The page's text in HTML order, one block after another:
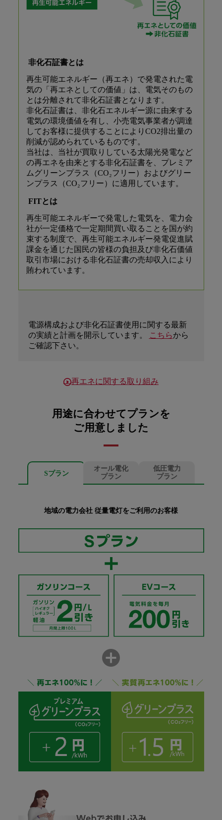
非化石証書とは
再生可能エネルギー（再エネ）で発電された電
気の「再エネとしての価値」は、電気そのもの
とは分離されて非化石証書となります。
非化石証書は、非化石エネルギー源に由来する
電気の環境価値を有し、小売電気事業者が調達
してお客様に提供することによりCO2排出量の
削減が認められているものです。
当社は、当社が買取りしている太陽光発電など
の再エネを由来とする非化石証書を、プレミア
ムグリーンプラス（CO₂フリー）およびグリー
ンプラス（CO₂フリー）に適用しています。
FITとは
再生可能エネルギーで発電した電気を、電力会
社が一定価格で一定期間買い取ることを国が約
束する制度で、再生可能エネルギー発電促進賦
課金を通じた国民の皆様の負担及び非化石価値
取引市場における非化石証書の売却収入により
賄われています。
※非化石証書の調達実績につ
いて
電源構成および非化石証書使用に関する最新
の実績と計画を開示しています。
こちらから
ご確認下さい。
再エネに関する取り組み
用途に合わせてプランを
ご用意しました
Sプラン
オール電化
プラン
低圧電力
プラン
地域の電力会社 従量電灯をご利用のお客様